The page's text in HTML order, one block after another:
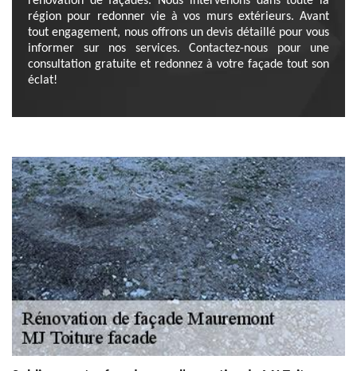
région pour redonner vie à vos murs extérieurs. Avant
tout engagement, nous offrons un devis détaillé pour vous
informer sur nos services. Contactez-nous pour une
consultation gratuite et redonnez à votre façade tout son
éclat!